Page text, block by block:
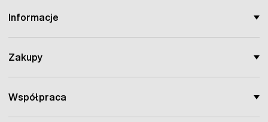
Informacje
Zakupy
Współpraca